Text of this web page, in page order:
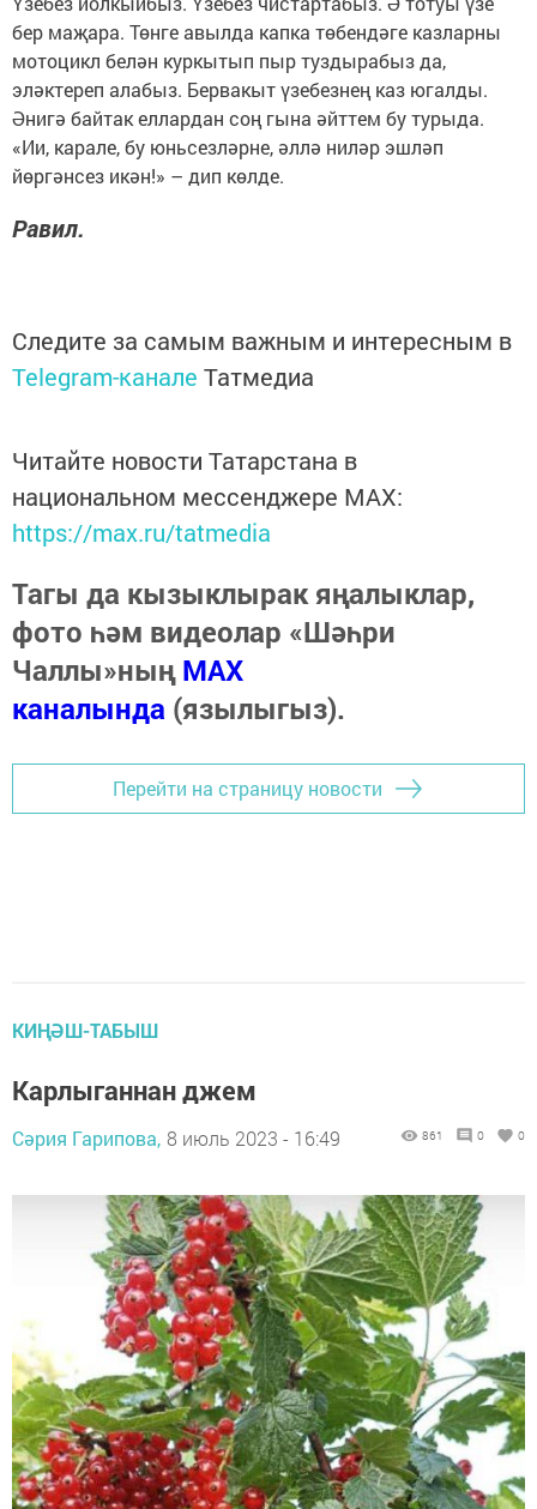
бер маҗара. Төнге авылда капка төбендәге казларны
мотоцикл белән куркытып пыр туздырабыз да,
эләктереп алабыз. Бервакыт үзебезнең каз югалды.
Әнигә байтак еллардан соң гына әйттем бу турыда.
«Ии, карале, бу юньсезләрне, әллә ниләр эшләп
йөргәнсез икән!» – дип көлде.
Равил.
Следите за самым важным и интересным в
Telegram-канале Татмедиа
Читайте новости Татарстана в
национальном мессенджере MАХ:
https://max.ru/tatmedia
Тагы да кызыклырак яңалыклар,
фото һәм видеолар «Шәһри
Чаллы»ныңMAX
каналында (язылыгыз).
Перейти на страницу новости
КИҢӘШ-ТАБЫШ
Карлыганнан джем
Сәрия Гарипова, 8 июль 2023 - 16:49 861 0 0